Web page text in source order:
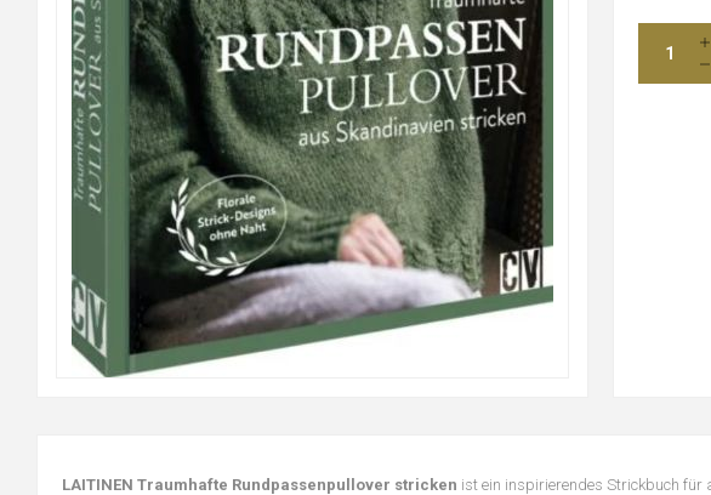
LAITINEN Traumhafte Rundpassenpullover stricken ist ein inspirierendes Strickbuch für